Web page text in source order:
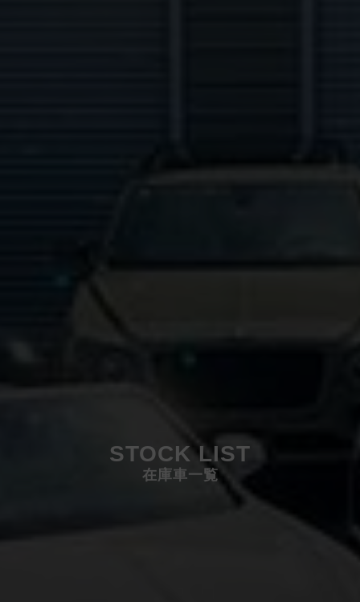
STOCK LIST
在庫車一覧